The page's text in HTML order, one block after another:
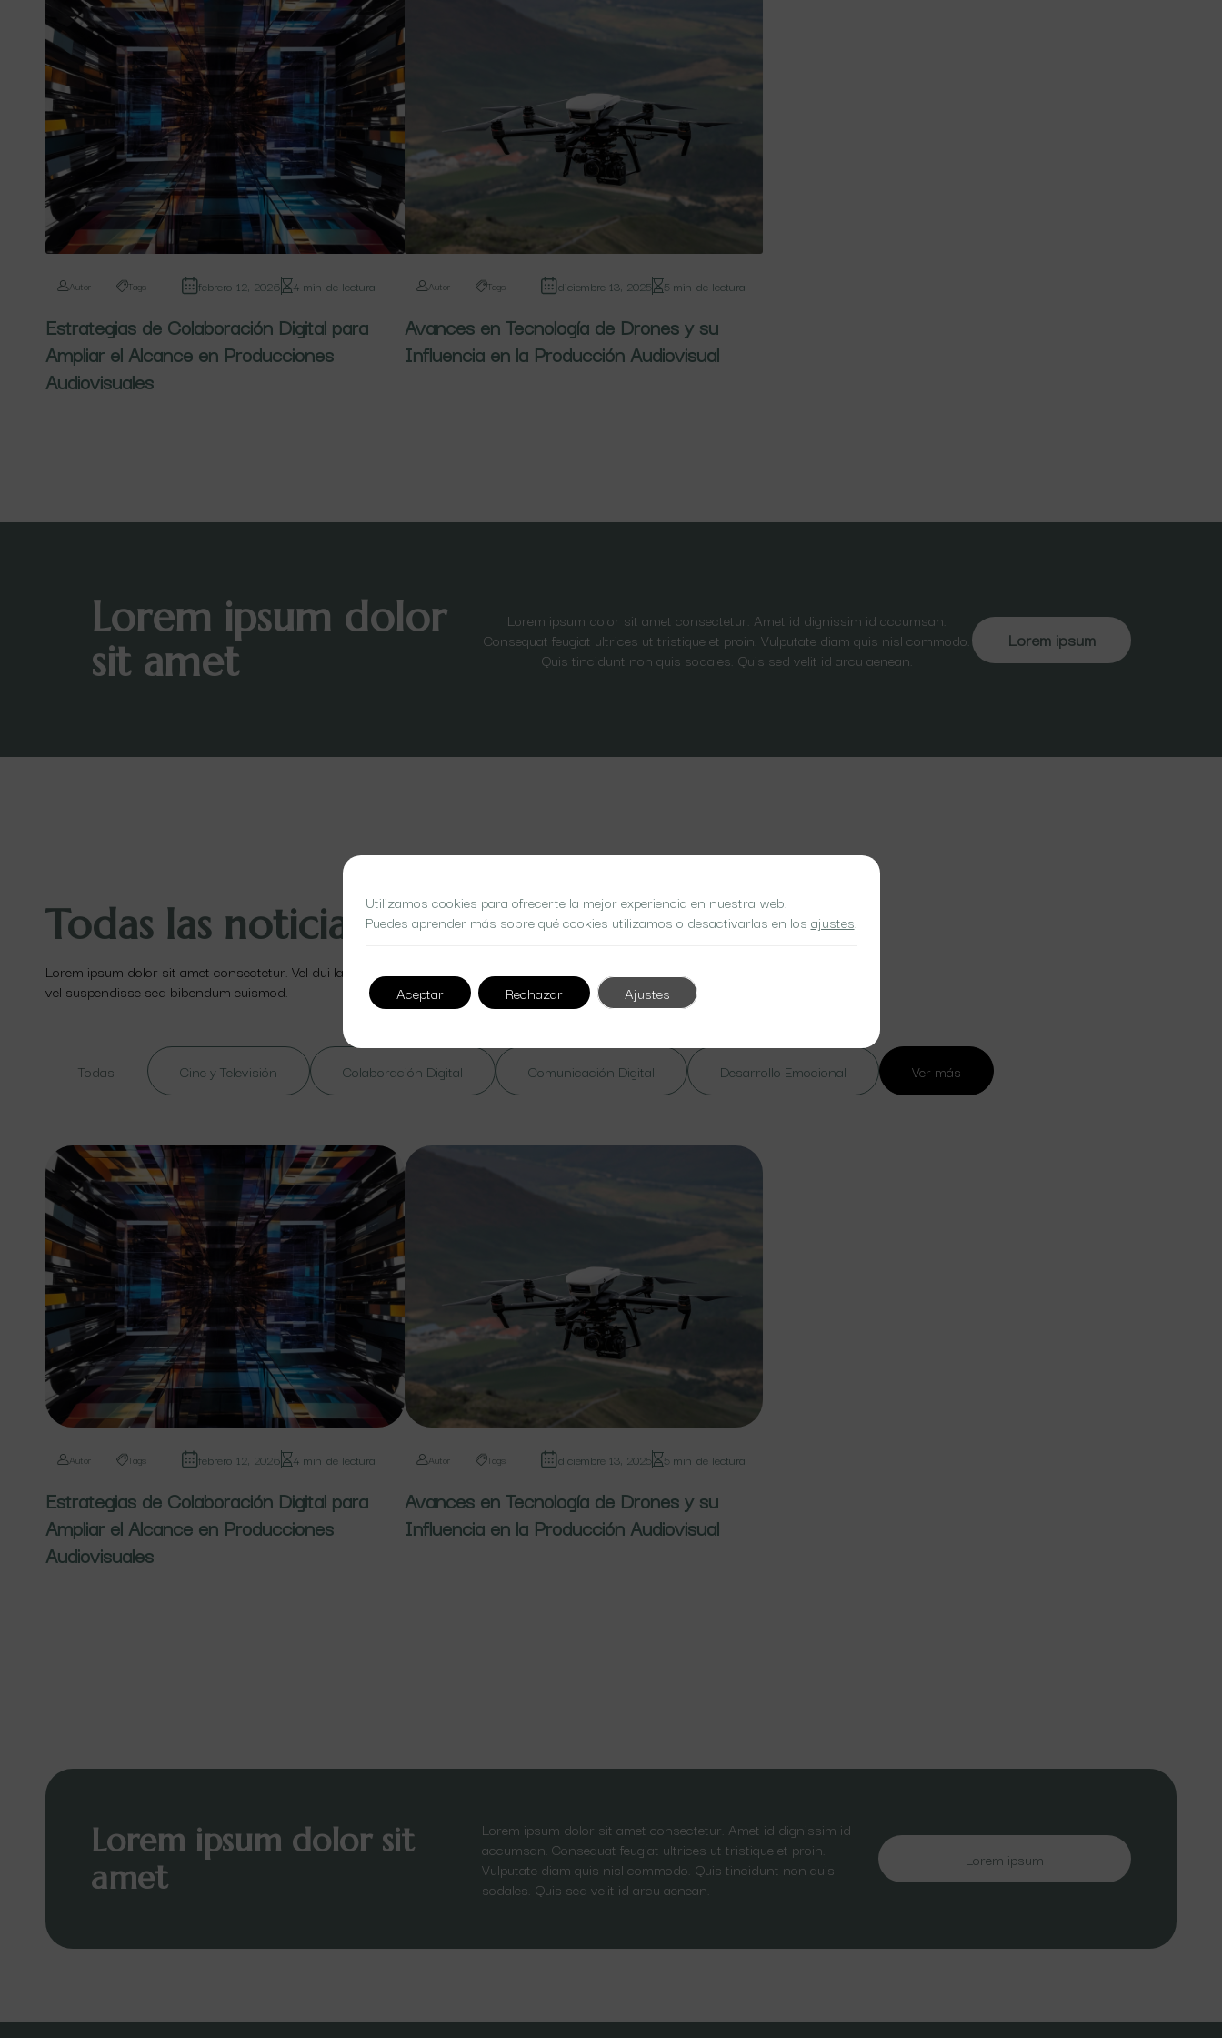
Autor Tags febrero 12, 2026 4 min de lectura
Estrategias de Colaboración Digital para
Ampliar el Alcance en Producciones
Audiovisuales
Autor Tags diciembre 13, 2025 5 min de lectura
Avances en Tecnología de Drones y su
Influencia en la Producción Audiovisual
Lorem ipsum dolor
sit amet
Lorem ipsum dolor sit amet consectetur. Amet id dignissim id accumsan.
Consequat feugiat ultrices ut tristique et proin. Vulputate diam quis nisl commodo.
Quis tincidunt non quis sodales. Quis sed velit id arcu aenean.
Lorem ipsum
Todas las noticias
Lorem ipsum dolor sit amet consectetur. Vel dui lacinia id ut at nibh. Nulla lorem massa
vel suspendisse sed bibendum euismod.
Todas Cine y Televisión Colaboración Digital Comunicación Digital Desarrollo Emocional Ver más
Autor Tags febrero 12, 2026 4 min de lectura
Estrategias de Colaboración Digital para
Ampliar el Alcance en Producciones
Audiovisuales
Autor Tags diciembre 13, 2025 5 min de lectura
Avances en Tecnología de Drones y su
Influencia en la Producción Audiovisual
Lorem ipsum dolor sit
amet
Lorem ipsum dolor sit amet consectetur. Amet id dignissim id
accumsan. Consequat feugiat ultrices ut tristique et proin.
Vulputate diam quis nisl commodo. Quis tincidunt non quis
sodales. Quis sed velit id arcu aenean.
Lorem ipsum
Utilizamos cookies para ofrecerte la mejor experiencia en nuestra web.
Puedes aprender más sobre qué cookies utilizamos o desactivarlas en los ajustes
Aceptar Rechazar Ajustes